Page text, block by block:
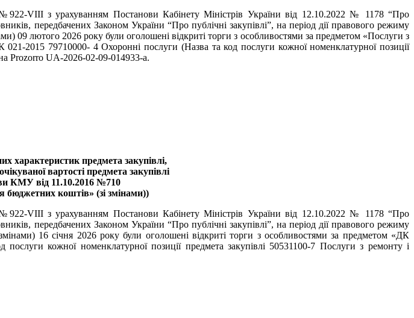
VIII з урахуванням Постанови Кабінету Міністрів України від 12.10.2022 № 1178 “Про
передбачених Законом України “Про публічні закупівлі”, на період дії правового режиму
09 лютого 2026 року були оголошені відкриті торги з особливостями за предметом «Послуги з
2015 79710000- 4 Охоронні послуги (Назва та код послуги кожної номенклатурної позиції
Prozorro UA-2026-02-09-014933-a.
характеристик предмета закупівлі,
вартості предмета закупівлі
КМУ від 11.10.2016 №710
бюджетних коштів» (зі змінами))
VIII з урахуванням Постанови Кабінету Міністрів України від 12.10.2022 № 1178 “Про
передбачених Законом України “Про публічні закупівлі”, на період дії правового режиму
16 січня 2026 року були оголошені відкриті торги з особливостями за предметом «ДК
кожної номенклатурної позиції предмета закупівлі 50531100-7 Послуги з ремонту і